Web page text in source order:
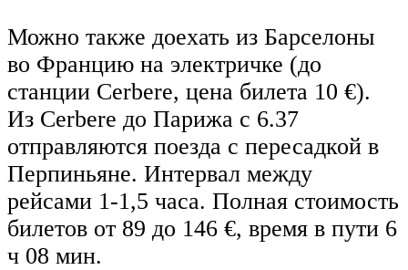
Можно также доехать из Барселоны
во Францию на электричке (до
станции Cerbere, цена билета 10 €).
Из Cerbere до Парижа с 6.37
отправляются поезда с пересадкой в
Перпиньяне. Интервал между
рейсами 1-1,5 часа. Полная стоимость
билетов от 89 до 146 €, время в пути 6
ч 08 мин.